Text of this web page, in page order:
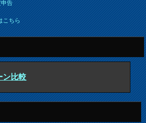
申告
こちら
ン比較